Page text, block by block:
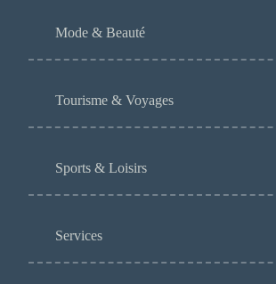
Mode & Beauté
Tourisme & Voyages
Sports & Loisirs
Services